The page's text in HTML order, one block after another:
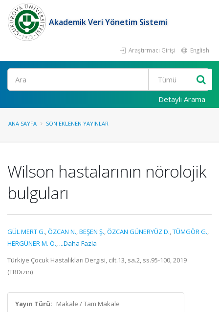
Akademik Veri Yönetim Sistemi
Araştırmacı Girişi English
Ara
Detaylı Arama
ANA SAYFA SON EKLENEN YAYINLAR
Wilson hastalarının nörolojik
bulguları
GÜL MERT G.,ÖZCAN N.,BEŞEN Ş.,ÖZCAN GÜNERYÜZ D.,TÜMGÖR G.,
HERGÜNER M. Ö., ...Daha Fazla
Türkiye Çocuk Hastalıkları Dergisi, cilt.13, sa.2, ss.95-100, 2019
(TRDizin)
Yayın Türü: Makale / Tam Makale